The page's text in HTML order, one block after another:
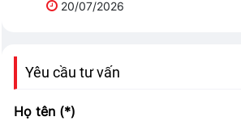
20/07/2026
Yêu cầu tư vấn
Họ tên (*)